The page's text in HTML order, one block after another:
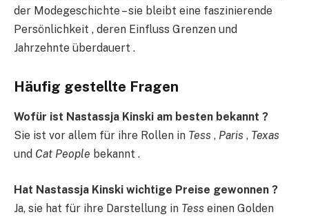
der Modegeschichte – sie bleibt eine faszinierende
Persönlichkeit , deren Einfluss Grenzen und
Jahrzehnte überdauert .
Häufig gestellte Fragen
Wofür ist Nastassja Kinski am besten bekannt ?
Sie ist vor allem für ihre Rollen in Tess , Paris , Texas
und Cat People bekannt .
Hat Nastassja Kinski wichtige Preise gewonnen ?
Ja, sie hat für ihre Darstellung in Tess einen Golden